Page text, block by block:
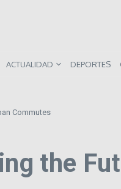
ACTUALIDAD DEPORTES
Commutes
the